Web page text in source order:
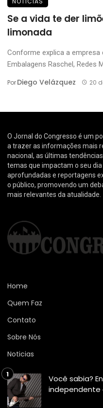
Se a vida te der
limonada
Conforme explica a
Embalagens Raschel, Redes
PorDiego Velázquez 20
O Jornal do Congresso é um
a trazer as informações mais
nacional, as últimas
temas que impactam o seu dia
aprofundadas e reportagens
o público, promovendo um
mais relevantes da atualidade.
Home
Quem Faz
Contato
Sobre Nós
Noticias
Você sabia?
independente